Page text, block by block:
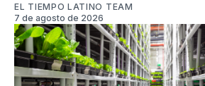
EL TIEMPO LATINO TEAM
7 de agosto de 2026